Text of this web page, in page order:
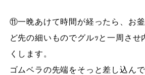
⑪一晩あけて時間が経ったら、お
ど先の細いものでグルｯと一周させ
くします。
ゴムベラの先端をそっと差し込ん